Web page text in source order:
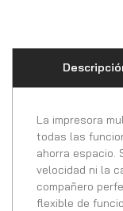
La impresora
todas las
ahorra espacio.
velocidad ni la
compañero
flexible de